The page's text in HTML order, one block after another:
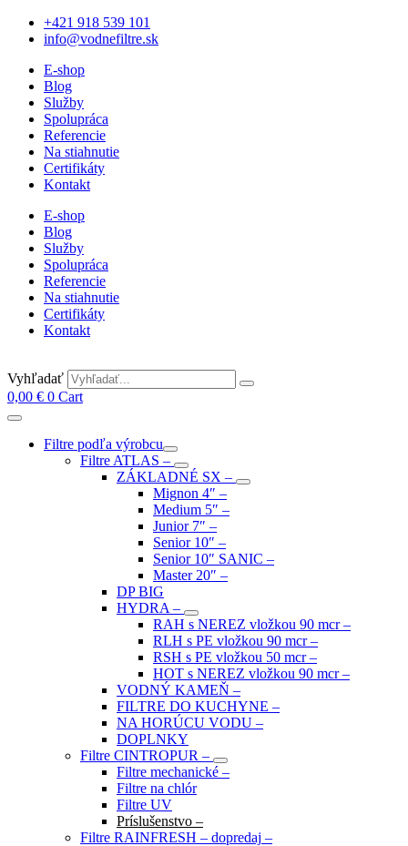
+421 918 539 101
info@vodnefiltre.sk
E-shop
Blog
Služby
Spolupráca
Referencie
Na stiahnutie
Certifikáty
Kontakt
E-shop
Blog
Služby
Spolupráca
Referencie
Na stiahnutie
Certifikáty
Kontakt
Vyhľadať
0,00 € 0 Cart
Filtre podľa výrobcu
Filtre ATLAS –
ZÁKLADNÉ SX –
Mignon 4″ –
Medium 5″ –
Junior 7″ –
Senior 10″ –
Senior 10″ SANIC –
Master 20″ –
DP BIG
HYDRA –
RAH s NEREZ vložkou 90 mcr–
RLH s PE vložkou 90 mcr–
RSH s PE vložkou 50 mcr–
HOT s NEREZ vložkou 90 mcr–
VODNÝ KAMEŇ –
FILTRE DO KUCHYNE –
NA HORÚCU VODU –
DOPLNKY
Filtre CINTROPUR –
Filtre mechanické –
Filtre na chlór
Filtre UV
Príslušenstvo –
Filtre RAINFRESH – dopredaj –